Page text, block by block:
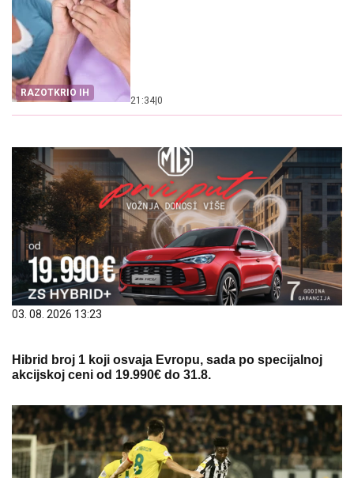
RAZOTKRIO IH
21:34|0
03. 08. 2026 13:23
Hibrid broj 1 koji osvaja Evropu, sada po specijalnoj
akcijskoj ceni od 19.990€ do 31.8.